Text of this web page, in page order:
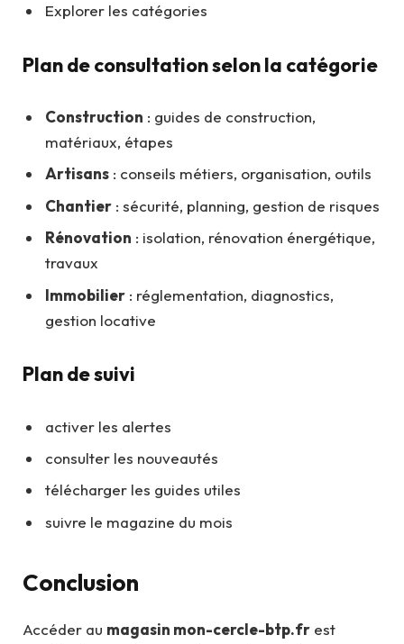
Explorer les catégories
Plan de consultation selon la catégorie
Construction : guides de construction,
matériaux, étapes
Artisans : conseils métiers, organisation, outils
Chantier : sécurité, planning, gestion de risques
Rénovation : isolation, rénovation énergétique,
travaux
Immobilier : réglementation, diagnostics,
gestion locative
Plan de suivi
activer les alertes
consulter les nouveautés
télécharger les guides utiles
suivre le magazine du mois
Conclusion
Accéder au magasin mon-cercle-btp.fr est